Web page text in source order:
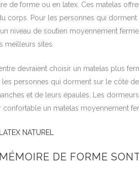
de forme ou en latex. Ces matelas
corps. Pour les personnes qui
niveau de soutien moyennement
meilleurs sites.
devraient choisir un matelas plus
personnes qui dorment sur le côté
et de leurs épaules. Les
un matelas moyennement
NATUREL
DE FORME